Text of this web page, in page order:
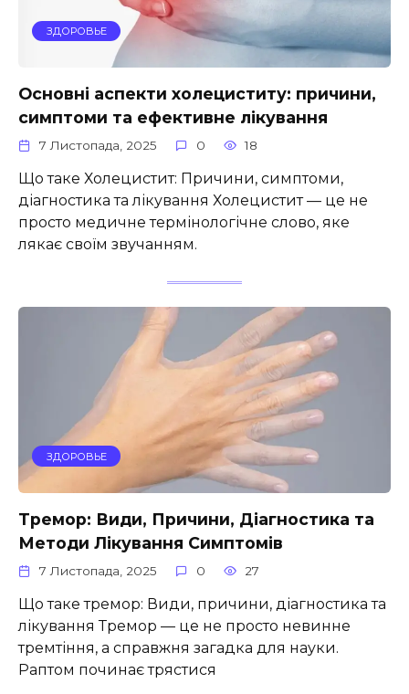
ЗДОРОВЬЕ
Основні аспекти холециститу: причини,
симптоми та ефективне лікування
7 Листопада, 2025 0 18
Що таке Холецистит: Причини, симптоми,
діагностика та лікування Холецистит — це не
просто медичне термінологічне слово, яке
лякає своїм звучанням.
ЗДОРОВЬЕ
Тремор: Види, Причини, Діагностика та
Методи Лікування Симптомів
7 Листопада, 2025 0 27
Що таке тремор: Види, причини, діагностика та
лікування Тремор — це не просто невинне
тремтіння, а справжня загадка для науки.
Раптом починає трястися